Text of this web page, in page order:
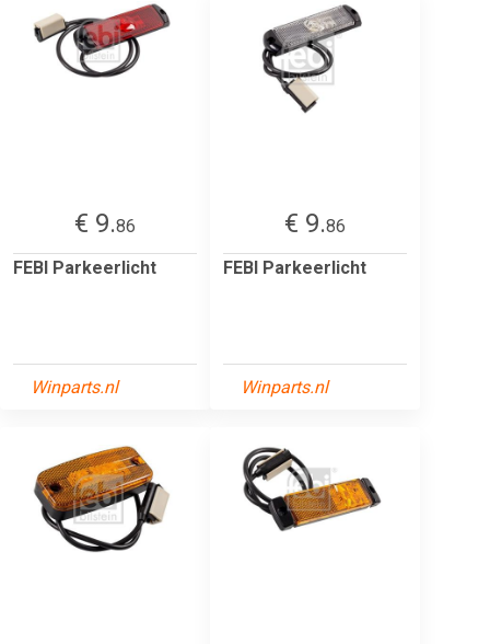
€ 9.86
FEBI Parkeerlicht
Winparts.nl
€ 9.86
FEBI Parkeerlicht
Winparts.nl